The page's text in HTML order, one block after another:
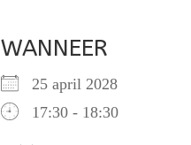
WANNEER
25 april 2028
17:30 - 18:30